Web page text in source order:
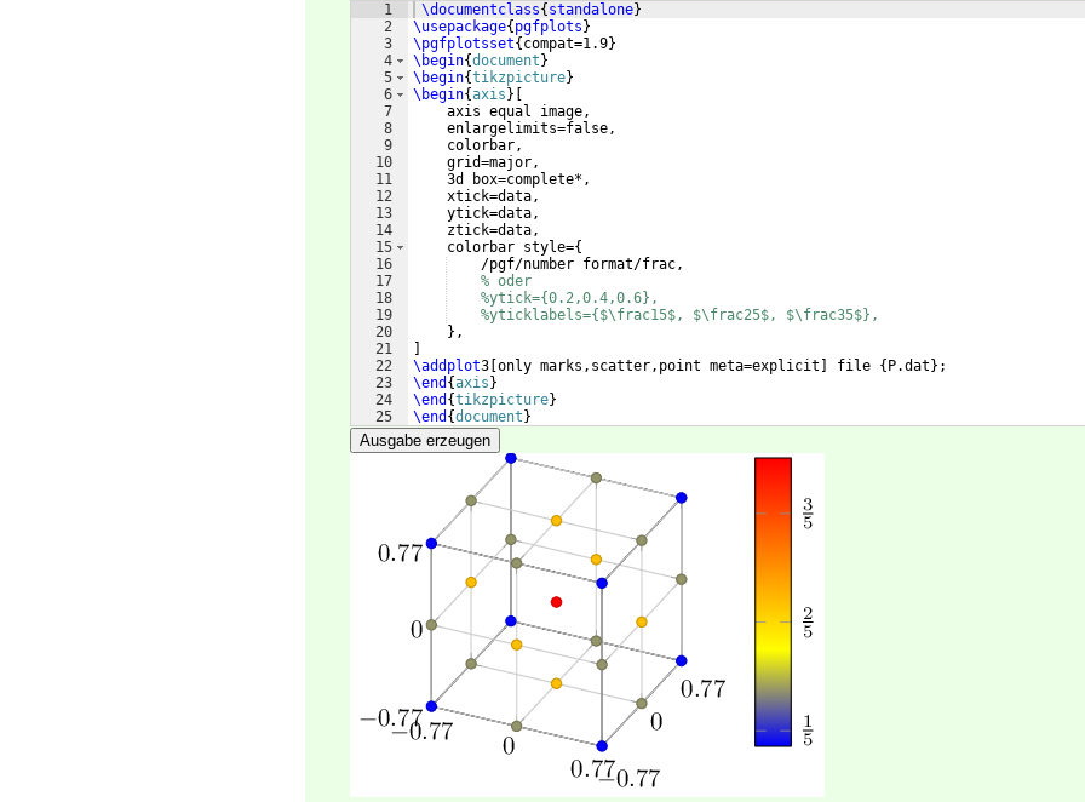
1
2
3
4
5
6
7
8
9
10
11
12
13
14
15
16
17
18
19
20
21
22
23
24
25
\documentclass{ standalone}
\usepackage{ pgfplots }
\pgfplotsset{ compat=1.9}
\begin{document }
\begin{tikzpicture}
\begin{axis }
    axis equal image,
    enlargelimits=false,
    colorbar,
    grid=major,
    3d box=complete*,
    xtick=data,
    ytick=data,
    ztick=data,
    colorbar style=
{
    /pgf/number format/frac,
% oder
%ytick={0.2,0.4,0.6},
%yticklabels={$\frac15$, $\frac25$, $\frac35$},
} ,
\addplot3 only marks,scatter,point meta=explicit file { P.dat } ;
\end {axis }
\end {tikzpicture}
\end {document }
Ausgabe erzeugen